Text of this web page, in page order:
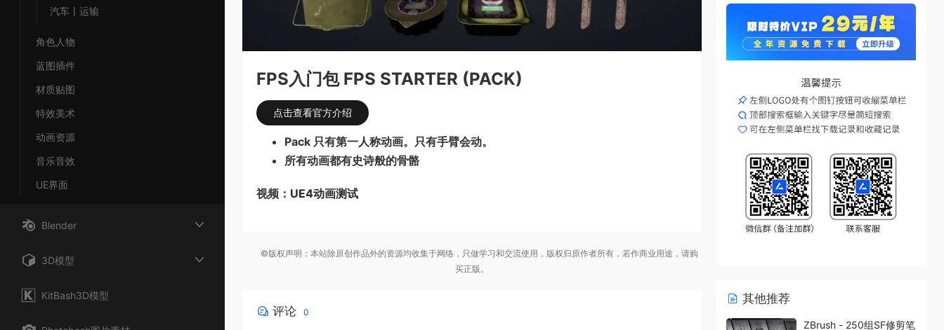
汽车丨运输
角色人物
蓝图插件
材质贴图
特效美术
动画资源
音乐音效
UE界面
Blender
3D模型
KitBash3D模型
FPS入门包 FPS STARTER (PACK)
点击查看官方介绍
Pack 只有第一人称动画。只有手臂会动。
所有动画都有史诗般的骨骼
视频： UE4动画测试
©版权声明：本站除原创作品外的资源均收集于网络，只做学习和交流使用，版权归原作者所有，若作商业用途，请购
买正版。
评论 0
其他推荐
ZBrush - 250组SF修剪笔